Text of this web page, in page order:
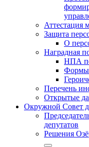
Аттестация
Защита
О
Наградная
НПА
Формы
Перечень
Открытые
Окружной Совет
депутатов
Решения